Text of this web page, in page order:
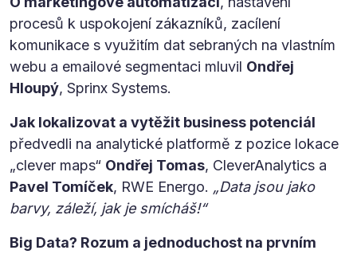
procesů k uspokojení zákazníků, zacílení
komunikace s využitím dat sebraných na vlastním
webu a emailové segmentaci mluvil Ondřej
Hloupý, Sprinx Systems.
Jak lokalizovat a vytěžit business potenciál
předvedli na analytické platformě z pozice lokace
„clever maps“ Ondřej Tomas, CleverAnalytics a
Pavel Tomíček, RWE Energo. „Data jsou jako
barvy, záleží, jak je smícháš!“
Big Data? Rozum a jednoduchost na prvním